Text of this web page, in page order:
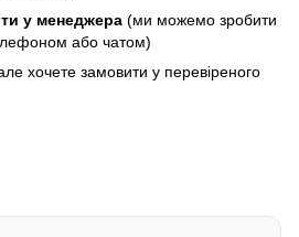
у менеджера (ми можемо зробити
або чатом)
але хочете замовити у перевіреного